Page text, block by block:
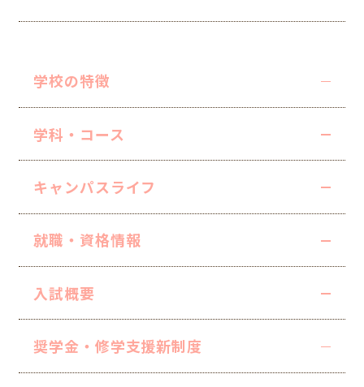
学校の特徴
学科・コース
キャンパスライフ
就職・資格情報
入試概要
奨学金・修学支援新制度